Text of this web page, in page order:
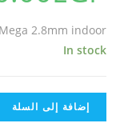
2.8mm indoor
In stock
إضافة إلى السلة